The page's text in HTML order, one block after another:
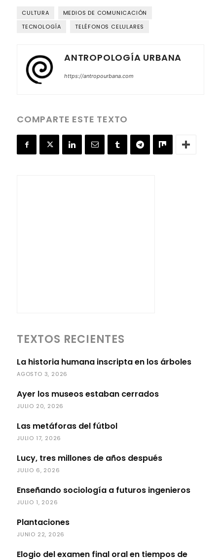
CULTURA
MEDIOS DE COMUNICACIÓN
TECNOLOGÍA
TELÉFONOS CELULARES
ANTROPOLOGÍA URBANA
https://antropourbana.com
COMPARTE ESTE TEXTO
TEXTOS RECIENTES
La historia humana inscripta en los árboles
AGOSTO 3, 2026
Ayer los museos estaban cerrados
JULIO 20, 2026
Las metáforas del fútbol
JULIO 17, 2026
Lucy, tres millones de años después
JULIO 6, 2026
Enseñando sociología a futuros ingenieros
JULIO 1, 2026
Plantaciones
JUNIO 22, 2026
Elogio del examen final oral en tiempos de